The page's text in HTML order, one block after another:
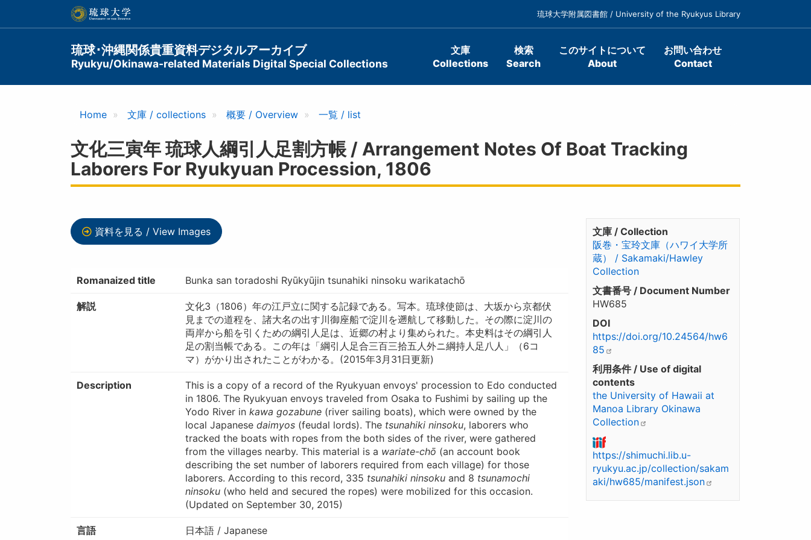
ン
琉球大学附属図書館 / University of the Ryukyus Library
琉球･沖縄関係貴重資料デジタルアーカイブ
Ryukyu/Okinawa-related Materials Digital Special Collections
Main
navigation
文庫
Collections
検索
Search
このサイトについて
About
お問い合わせ
Contact
Home 文庫 / collections 概要 / Overview 一覧 / list
文化三寅年 琉球人綱引人足割方帳 / Arrangement Notes Of Boat Tracking
Laborers For Ryukyuan Procession, 1806
資料を見る / View Images
Romanaized title Bunka san toradoshi Ryūkyūjin tsunahiki ninsoku warikatachō
解説
文化3（1806）年の江戸立に関する記録である。写本。琉球使節は、大坂から京都伏
見までの道程を、諸大名の出す川御座船で淀川を遡航して移動した。その際に淀川の
両岸から船を引くための綱引人足は、近郷の村より集められた。本史料はその綱引人
足の割当帳である。この年は「綱引人足合三百三拾五人外ニ綱持人足八人」（6コ
マ）がかり出されたことがわかる。(2015年3月31日更新)
Description
This is a copy of a record of the Ryukyuan envoys' procession to Edo conducted
in 1806. The Ryukyuan envoys traveled from Osaka to Fushimi by sailing up the
Yodo River in kawa gozabune(river sailing boats), which were owned by the
local Japanese daimyos(feudal lords). The tsunahiki ninsoku, laborers who
tracked the boats with ropes from the both sides of the river, were gathered
from the villages nearby. This material is a wariate-chō (an account book
describing the set number of laborers required from each village) for those
laborers. According to this record, 335 tsunahiki ninsoku and 8 tsunamochi
ninsoku(who held and secured the ropes) were mobilized for this occasion.
(Updated on September 30, 2015)
言語
日本語 / Japanese
文庫 / Collection
阪巻・宝玲文庫（ハワイ大学所
蔵） / Sakamaki/Hawley
Collection
文書番号 / Document Number
HW685
DOI
https://doi.org/10.24564/hw6
85
利用条件 / Use of digital
contents
the University of Hawaii at
Manoa Library Okinawa
Collection
https://shimuchi.lib.u-
ryukyu.ac.jp/collection/sakam
aki/hw685/manifest.json